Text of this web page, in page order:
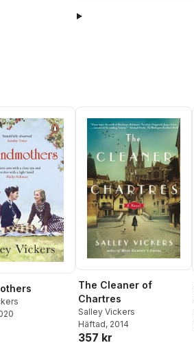
The Cleaner of
Chartres
Salley Vickers
Häftad, 2014
357 kr